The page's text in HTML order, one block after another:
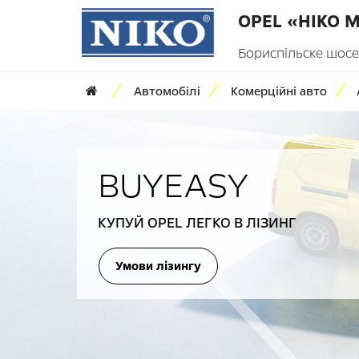
OPEL «НІКО
Бориспільске
Автомобілі Комерційні авто
BUYEASY
КУПУЙ OPEL ЛЕГКО В ЛІЗИНГ
Умови лізингу